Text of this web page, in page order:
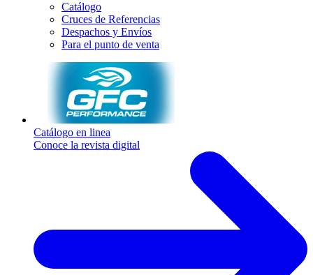
Catálogo
Cruces de Referencias
Despachos y Envíos
Para el punto de venta
Catálogo en linea
Conoce la revista digital